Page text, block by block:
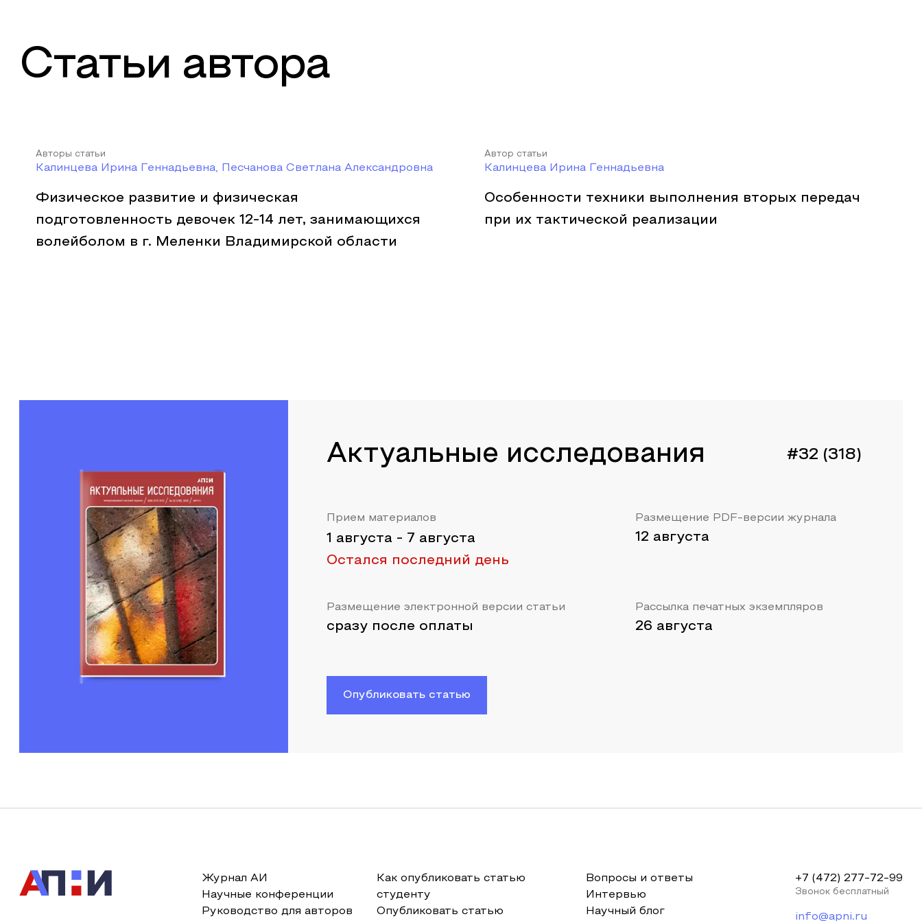
Статьи автора
Авторы статьи
Калинцева Ирина Геннадьевна, Песчанова Светлана Александровна
Физическое развитие и физическая
подготовленность девочек 12-14 лет, занимающихся
волейболом в г. Меленки Владимирской области
Автор статьи
Калинцева Ирина Геннадьевна
Особенности техники выполнения вторых передач
при их тактической реализации
Актуальные исследования #32 (318)
Прием материалов
1 августа - 7 августа
Остался последний день
Размещение PDF-версии журнала
12 августа
Размещение электронной версии статьи
сразу после оплаты
Рассылка печатных экземпляров
26 августа
Опубликовать статью
Журнал АИ
Научные конференции
Руководство для авторов
Как опубликовать статью
студенту
Опубликовать статью
Вопросы и ответы
Интервью
Научный блог
+7 (472) 277-72-99
Звонок бесплатный
info@apni.ru